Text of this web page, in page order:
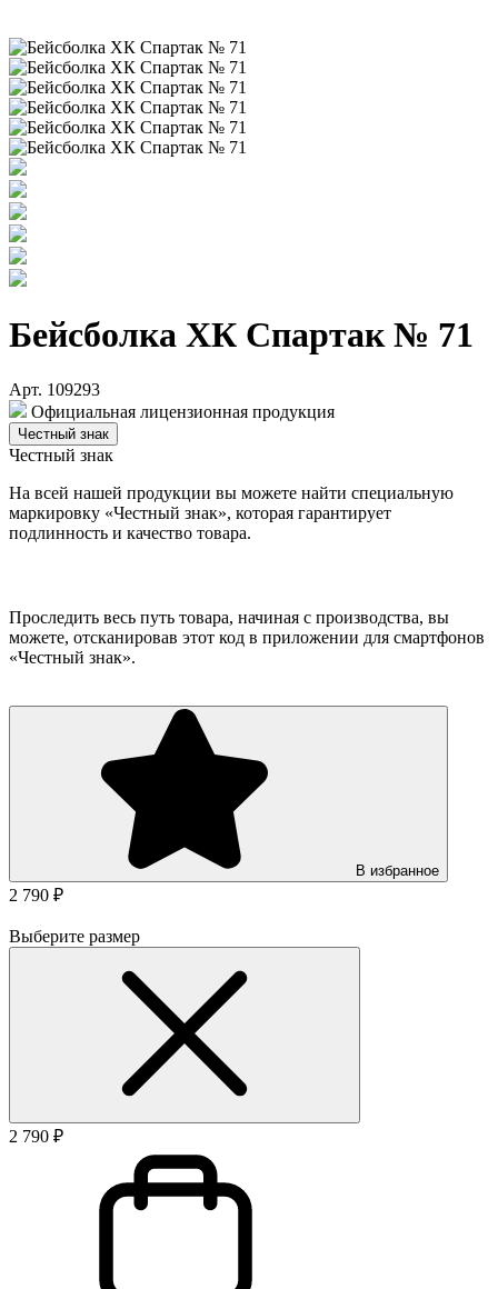
Бейсболка ХК Спартак № 71
Арт. 109293
Официальная лицензионная продукция
Честный знак
Честный знак
На всей нашей продукции вы можете найти специальную
маркировку «Честный знак», которая гарантирует
подлинность и качество товара.
Проследить весь путь товара, начиная с производства, вы
можете, отсканировав этот код в приложении для смартфонов
«Честный знак».
В избранное
2 790 ₽
Выберите размер
2 790 ₽